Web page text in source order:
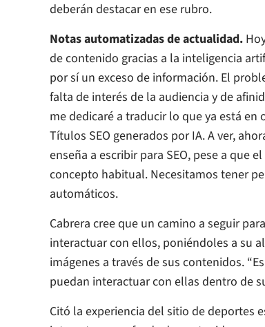
deberán destacar en ese rubro.
Notas automatizadas de actualidad.
de contenido gracias a la inteligencia
por sí un exceso de información. El
falta de interés de la audiencia y de
me dedicaré a traducir lo que ya está
Títulos SEO generados por IA. A ver,
enseña a escribir para SEO, pese a que
concepto habitual. Necesitamos tener
automáticos.
Cabrera cree que un camino a seguir
interactuar con ellos, poniéndoles a su
imágenes a través de sus contenidos.
puedan interactuar con ellas dentro de
Citó la experiencia del sitio de deportes